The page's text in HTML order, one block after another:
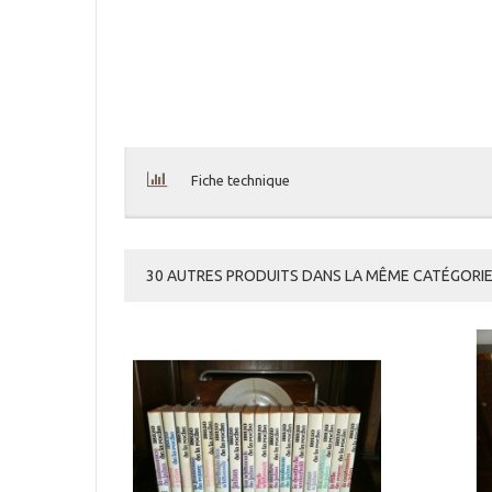
Fiche technique
30 AUTRES PRODUITS DANS LA MÊME